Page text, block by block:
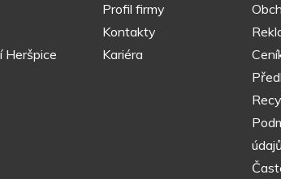
Profil firmy
Kontakty
Kariéra
údajů